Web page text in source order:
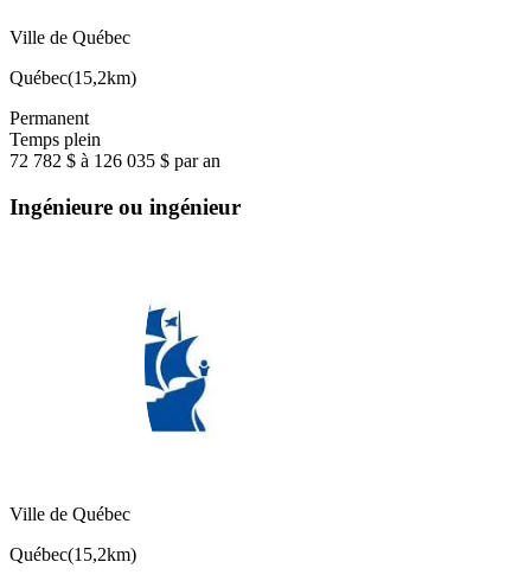
Ville de Québec
Québec(15,2km)
Permanent
Temps plein
72 782 $ à 126 035 $ par an
Ingénieure ou ingénieur
Ville de Québec
Québec(15,2km)